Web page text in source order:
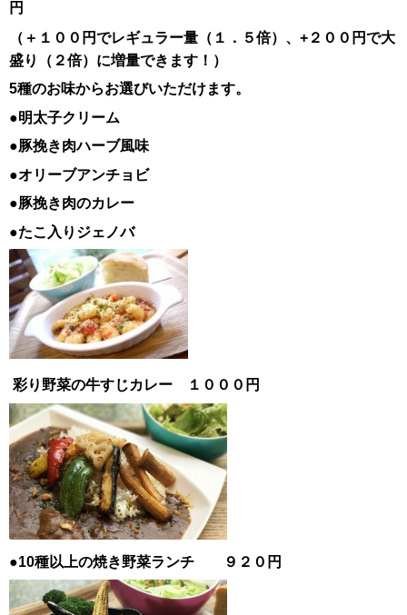
円
（＋１００円でレギュラー量（１．５倍）、+２００円で大
盛り（２倍）に増量できます！）
5種のお味からお選びいただけます。
●明太子クリーム
●豚挽き肉ハーブ風味
●オリーブアンチョビ
●豚挽き肉のカレー
●たこ入りジェノバ
彩り野菜の牛すじカレー １０００円
●10種以上の焼き野菜ランチ ９２０円